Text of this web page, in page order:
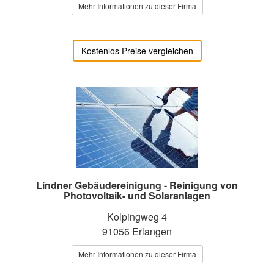
Mehr Informationen zu dieser Firma
Kostenlos Preise vergleichen
Lindner Gebäudereinigung - Reinigung von
Photovoltaik- und Solaranlagen
Kolpingweg 4
91056 Erlangen
Mehr Informationen zu dieser Firma